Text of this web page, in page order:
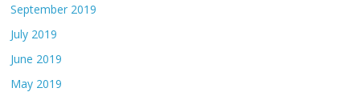
September 2019
July 2019
June 2019
May 2019